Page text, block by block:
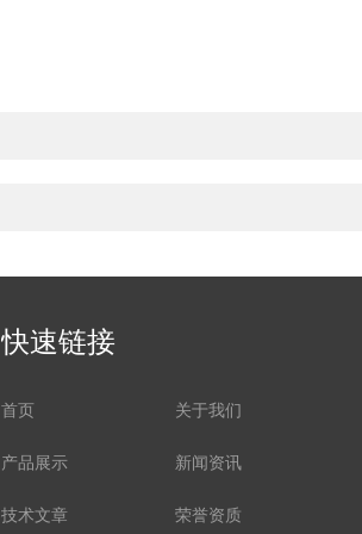
快速链接
首页 关于我们
产品展示 新闻资讯
技术文章 荣誉资质